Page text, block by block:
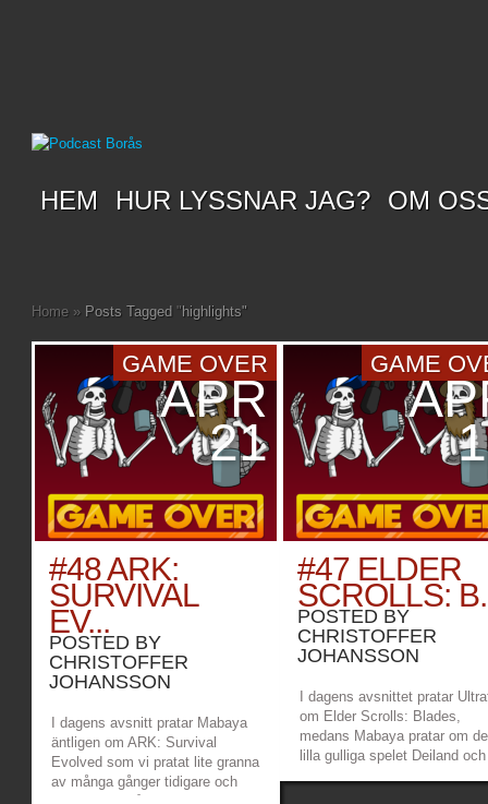
HEM HUR LYSSNAR JAG? OM
Home » Posts Tagged "highlights"
GAME OVER
APR
21
#48 ARK:
SURVIVAL
EV...
POSTED BY
CHRISTOFFER
JOHANSSON
I dagens avsnitt pratar Mabaya
äntligen om ARK: Survival
Evolved som vi pratat lite granna
av många gånger tidigare och
GAME
#47 ELDER
SCROLLS:
POSTED BY
CHRISTOFFER
JOHANSSON
I dagens avsnittet pratar
om Elder Scrolls: Blades,
medans Mabaya pratar om
lilla gulliga spelet Deiland och